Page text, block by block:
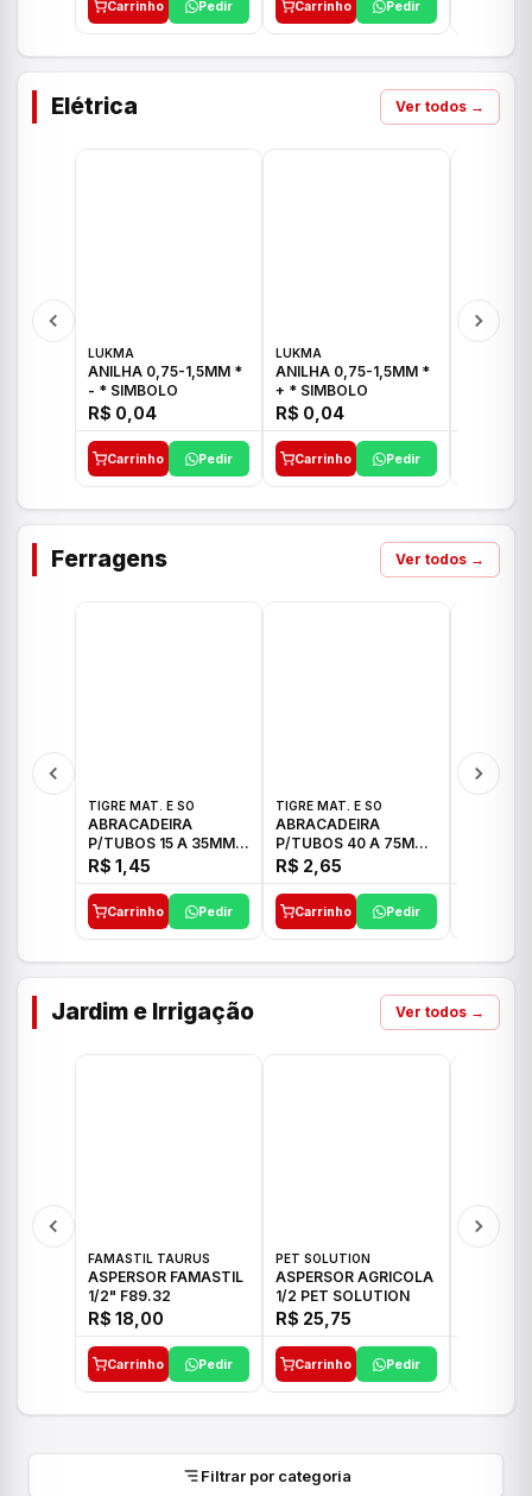
Carrinho Pedir Carrinho Pedir
Elétrica Ver todos →
LUKMA
ANILHA 0,75-1,5MM *
- * SIMBOLO
R$ 0,04
Carrinho Pedir
LUKMA
ANILHA 0,75-1,5MM *
+ * SIMBOLO
R$ 0,04
Carrinho Pedir
Ferragens Ver todos →
TIGRE MAT. E SO
ABRACADEIRA
P/TUBOS 15 A 35MM
TIGRE
R$ 1,45
Carrinho Pedir
TIGRE MAT. E SO
ABRACADEIRA
P/TUBOS 40 A 75MM
TIGRE
R$ 2,65
Carrinho Pedir
Jardim e Irrigação Ver todos →
FAMASTIL TAURUS
ASPERSOR FAMASTIL
1/2" F89.32
R$ 18,00
Carrinho Pedir
PET SOLUTION
ASPERSOR AGRICOLA
1/2 PET SOLUTION
R$ 25,75
Carrinho Pedir
Filtrar por categoria